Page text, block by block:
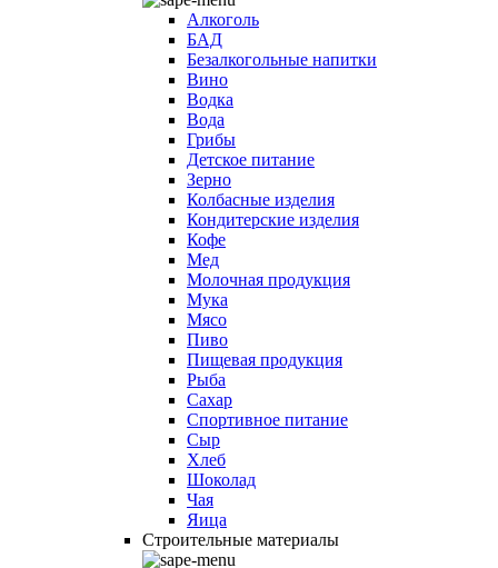
Алкоголь
БАД
Безалкогольные напитки
Вино
Водка
Вода
Грибы
Детское питание
Зерно
Колбасные изделия
Кондитерские изделия
Кофе
Мед
Молочная продукция
Мука
Мясо
Пиво
Пищевая продукция
Рыба
Сахар
Спортивное питание
Сыр
Хлеб
Шоколад
Чая
Яица
Строительные материалы